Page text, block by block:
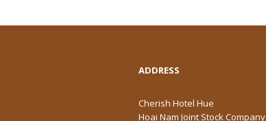
ADDRESS
Cherish Hotel Hue
Hoai Nam Joint Stock Company